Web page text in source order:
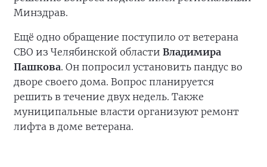
Минздрав.
Ещё одно обращение поступило от ветерана
СВО из Челябинской области Владимира
Пашкова. Он попросил установить пандус во
дворе своего дома. Вопрос планируется
решить в течение двух недель. Также
муниципальные власти организуют ремонт
лифта в доме ветерана.